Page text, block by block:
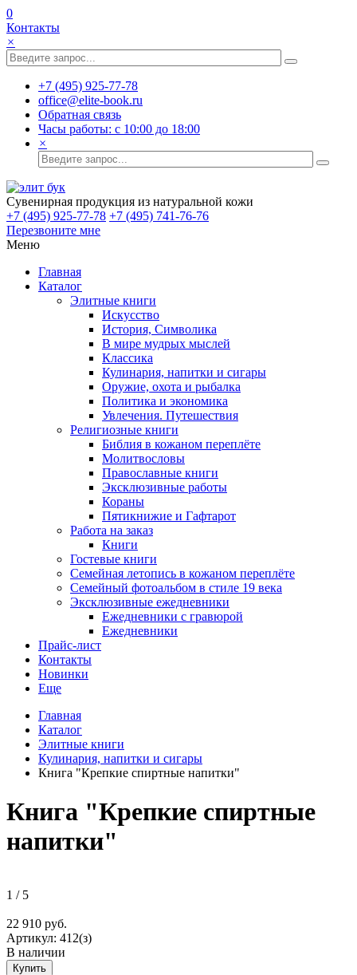
0
Контакты
×
+7 (495) 925-77-78
office@elite-book.ru
Обратная связь
Часы работы: с 10:00 до 18:00
×
Сувенирная продукция из натуральной кожи
+7 (495) 925-77-78 +7 (495) 741-76-76
Перезвоните мне
Меню
Главная
Каталог
Элитные книги
Искусство
История, Символика
В мире мудрых мыслей
Классика
Кулинария, напитки и сигары
Оружие, охота и рыбалка
Политика и экономика
Увлечения. Путешествия
Религиозные книги
Библия в кожаном переплёте
Молитвословы
Православные книги
Эксклюзивные работы
Кораны
Пятикнижие и Гафтарот
Работа на заказ
Книги
Гостевые книги
Семейная летопись в кожаном переплёте
Семейный фотоальбом в стиле 19 века
Эксклюзивные ежедневники
Ежедневники с гравюрой
Ежедневники
Прайс-лист
Контакты
Новинки
Еще
Главная
Каталог
Элитные книги
Кулинария, напитки и сигары
Книга "Крепкие спиртные напитки"
Книга "Крепкие спиртные
напитки"
1 / 5
22 910 руб.
Артикул: 412(з)
В наличии
Купить